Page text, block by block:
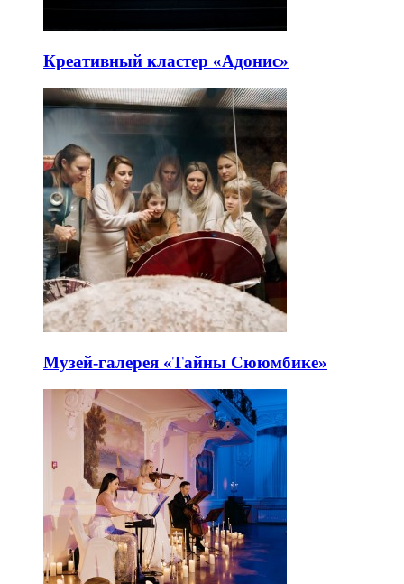
Креативный кластер «Адонис»
Музей-галерея «Тайны Сююмбике»